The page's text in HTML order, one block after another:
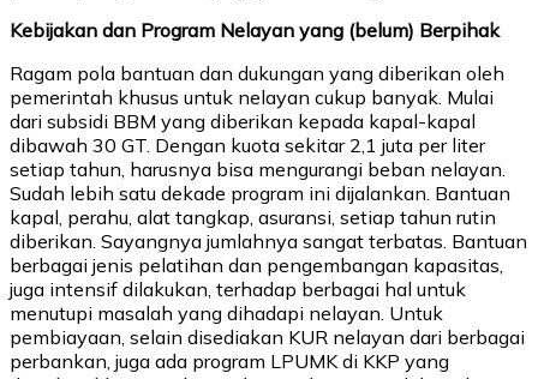
Kebijakan dan Program Nelayan yang (belum) Berpihak
Ragam pola bantuan dan dukungan yang diberikan oleh
pemerintah khusus untuk nelayan cukup banyak. Mulai
dari subsidi BBM yang diberikan kepada kapal-kapal
dibawah 30 GT. Dengan kuota sekitar 2,1 juta per liter
setiap tahun, harusnya bisa mengurangi beban nelayan.
Sudah lebih satu dekade program ini dijalankan. Bantuan
kapal, perahu, alat tangkap, asuransi, setiap tahun rutin
diberikan. Sayangnya jumlahnya sangat terbatas. Bantuan
berbagai jenis pelatihan dan pengembangan kapasitas,
juga intensif dilakukan, terhadap berbagai hal untuk
menutupi masalah yang dihadapi nelayan. Untuk
pembiayaan, selain disediakan KUR nelayan dari berbagai
perbankan, juga ada program LPUMK di KKP yang